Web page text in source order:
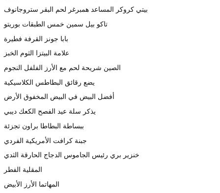
بيتي كروكر المساعد همبرغر لحم البقر ستروجانوف
تاكو بيل سمين خمس الطبقات بوريتو
بابا جونز القرفة فطيرة
علامة البيتزا الثوم الخبز
الصين شريحة لحم مع الأرز الفلفل النجوم
يضع رقائق البطاطس الكلاسيكية
أفضل البيض في البيض المخفوق الأرض
يذكر سلة عيد الفصح الكعك ديبي
ببساطة البطاطا براون تجزئة
جبنة كرافت الأمريكية الفردي
خنزير بري رئيس الجاموس الدجاج الحارقة الثدي
المقلية الفطر
المهاتما الأرز الأبيض